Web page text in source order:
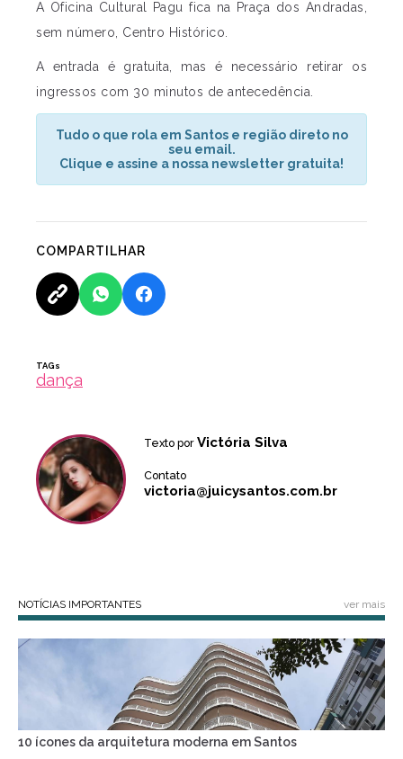
A Oficina Cultural Pagu fica na Praça dos Andradas,
sem número, Centro Histórico.
A entrada é gratuita, mas é necessário retirar os
ingressos com 30 minutos de antecedência.
Tudo o que rola em Santos e região direto no
seu email.
Clique e assine a nossa newsletter gratuita!
COMPARTILHAR
TAGs
dança
Texto por Victória Silva
Contato
victoria@juicysantos.com.br
NOTÍCIAS IMPORTANTES ver mais
10 ícones da arquitetura moderna em Santos